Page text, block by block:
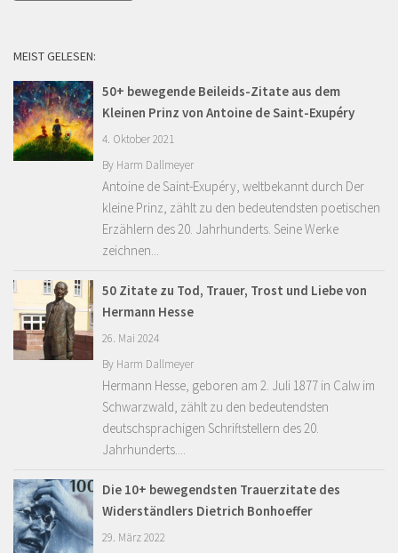
MEIST GELESEN:
50+ bewegende Beileids-Zitate aus dem
Kleinen Prinz von Antoine de Saint-Exupéry
4. Oktober 2021
By Harm Dallmeyer
Antoine de Saint-Exupéry, weltbekannt durch Der
kleine Prinz, zählt zu den bedeutendsten poetischen
Erzählern des 20. Jahrhunderts. Seine Werke
zeichnen...
50 Zitate zu Tod, Trauer, Trost und Liebe von
Hermann Hesse
26. Mai 2024
By Harm Dallmeyer
Hermann Hesse, geboren am 2. Juli 1877 in Calw im
Schwarzwald, zählt zu den bedeutendsten
deutschsprachigen Schriftstellern des 20.
Jahrhunderts....
Die 10+ bewegendsten Trauerzitate des
Widerständlers Dietrich Bonhoeffer
29. März 2022